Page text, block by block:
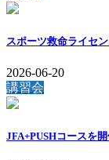
スポーツ救命ライセ
2026-06-20
講習会
JFA+PUSHコースを